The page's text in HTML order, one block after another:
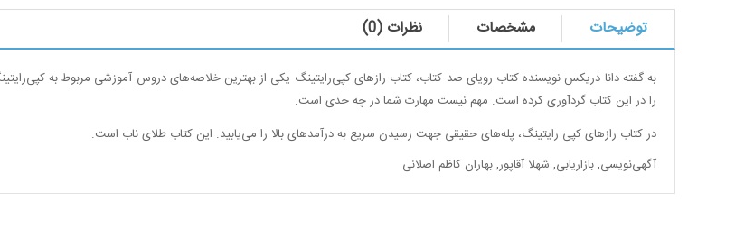
توضیحات مشخصات نظرات (0)
به گفته دانا دریکس نویسنده کتاب رویای صد کتاب، کتاب رازهای کپی‌رایتینگ یکی از بهترین خلاصه‌های دروس آموزشی مربوط به
را در این کتاب گردآوری کرده است. مهم نیست مهارت شما در چه حدی است.
در کتاب رازهای کپی رایتینگ، پله‌های حقیقی جهت رسیدن سریع به درآمدهای بالا را می‌یابید. این کتاب طلای ناب است.
آگهی‌نویسی,بازاریابی, شهلا آقاپور,بهاران کاظم اصلانی